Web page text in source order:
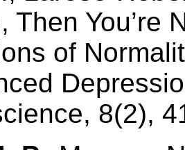
Then You’re
of
8(2),